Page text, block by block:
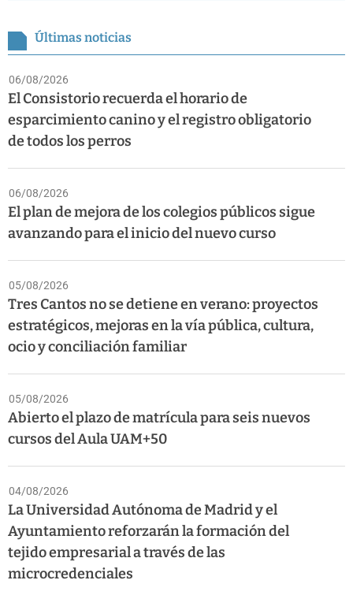
Últimas noticias
06/08/2026
El Consistorio recuerda el horario de
esparcimiento canino y el registro obligatorio
de todos los perros
06/08/2026
El plan de mejora de los colegios públicos sigue
avanzando para el inicio del nuevo curso
05/08/2026
Tres Cantos no se detiene en verano: proyectos
estratégicos, mejoras en la vía pública, cultura,
ocio y conciliación familiar
05/08/2026
Abierto el plazo de matrícula para seis nuevos
cursos del Aula UAM+50
04/08/2026
La Universidad Autónoma de Madrid y el
Ayuntamiento reforzarán la formación del
tejido empresarial a través de las
microcredenciales